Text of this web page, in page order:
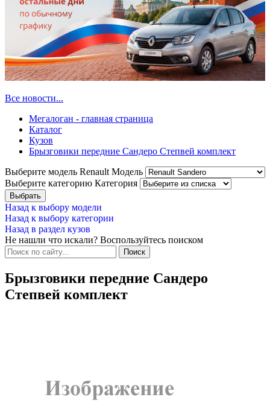
Все новости...
Мегалоган - главная страница
Каталог
Кузов
Брызговики передние Сандеро Степвей комплект
Выберите модель Renault Модель
Выберите категорию Категория
Назад к выбору модели
Назад к выбору категории
Назад в раздел кузов
Не нашли что искали? Воспользуйтесь поиском
Брызговики передние Сандеро
Степвей комплект